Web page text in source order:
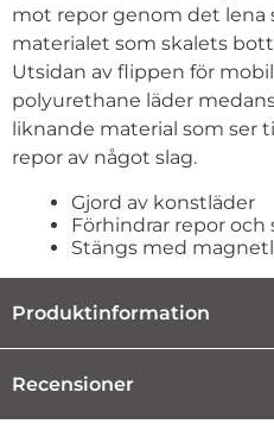
mot repor genom det lena
materialet som skalets
Utsidan av flippen för
polyurethane läder
liknande material som ser
repor av något slag.
Gjord av konstläder
Förhindrar repor och
Stängs med
Produktinformation
Recensioner